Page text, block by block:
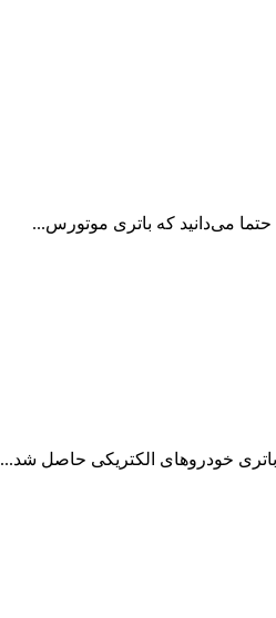
می‌دانید که باتری موتورس...
خودروهای الکتریکی حاصل شد...